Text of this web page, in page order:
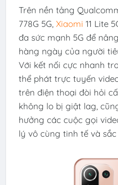
Trên nền tảng
778G 5G, Xiaomi 11 Lite
đa sức mạnh 5G để
hàng ngày của người
Với kết nối cực nhanh
thể phát trực tuyến
trên điện thoại đòi hỏi
không lo bị giật lag,
hưởng các cuộc gọi
lý vô cùng tinh tế và sắc